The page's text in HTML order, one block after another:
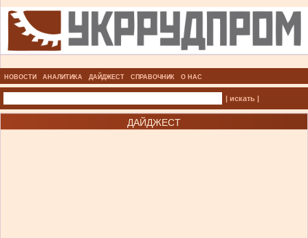
НОВОСТИ АНАЛИТИКА ДАЙДЖЕСТ СПРАВОЧНИК О НАС
| искать |
ДАЙДЖЕСТ